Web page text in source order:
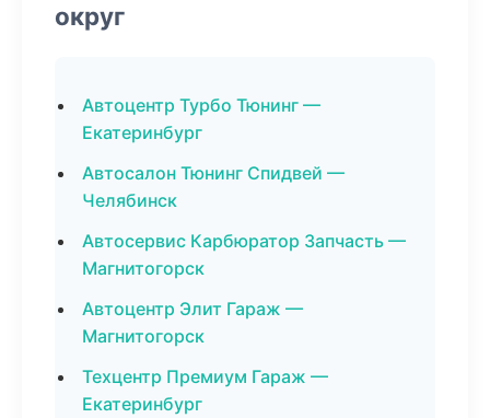
округ
Автоцентр Турбо Тюнинг —
Екатеринбург
Автосалон Тюнинг Спидвей —
Челябинск
Автосервис Карбюратор Запчасть —
Магнитогорск
Автоцентр Элит Гараж —
Магнитогорск
Техцентр Премиум Гараж —
Екатеринбург